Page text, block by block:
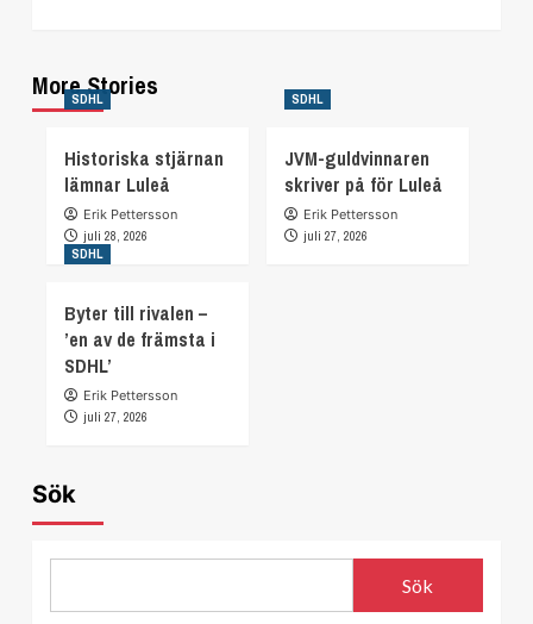
More Stories
SDHL
Historiska stjärnan
lämnar Luleå
Erik Pettersson
juli 28, 2026
SDHL
JVM-guldvinnaren
skriver på för Luleå
Erik Pettersson
juli 27, 2026
SDHL
Byter till rivalen –
’en av de främsta i
SDHL’
Erik Pettersson
juli 27, 2026
Sök
Sök